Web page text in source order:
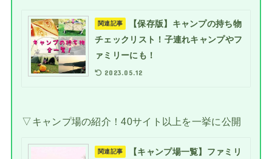
関連記事
【保存版】キャンプの持ち物
チェックリスト！子連れキャンプやフ
ァミリーにも！
2023.05.12
▽キャンプ場の紹介！40サイト以上を一挙に公開
関連記事
【キャンプ場一覧】ファミリ